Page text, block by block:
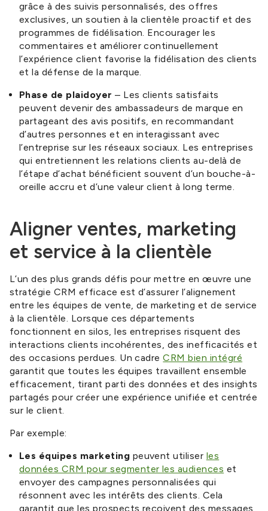
grâce à des suivis personnalisés, des offres
exclusives, un soutien à la clientèle proactif et des
programmes de fidélisation. Encourager les
commentaires et améliorer continuellement
l’expérience client favorise la fidélisation des clients
et la défense de la marque.
Phase de plaidoyer – Les clients satisfaits
peuvent devenir des ambassadeurs de marque en
partageant des avis positifs, en recommandant
d’autres personnes et en interagissant avec
l’entreprise sur les réseaux sociaux. Les entreprises
qui entretiennent les relations clients au-delà de
l’étape d’achat bénéficient souvent d’un bouche-à-
oreille accru et d’une valeur client à long terme.
Aligner ventes, marketing
et service à la clientèle
L’un des plus grands défis pour mettre en œuvre une
stratégie CRM efficace est d’assurer l’alignement
entre les équipes de vente, de marketing et de service
à la clientèle. Lorsque ces départements
fonctionnent en silos, les entreprises risquent des
interactions clients incohérentes, des inefficacités et
des occasions perdues. Un cadreCRM bien intégré
garantit que toutes les équipes travaillent ensemble
efficacement, tirant parti des données et des insights
partagés pour créer une expérience unifiée et centrée
sur le client.
Par exemple:
Les équipes marketing peuvent utiliser les
données CRM pour segmenter les audiences et
envoyer des campagnes personnalisées qui
résonnent avec les intérêts des clients. Cela
garantit que les prospects reçoivent des messages